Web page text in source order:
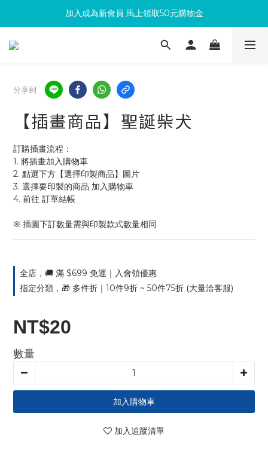
滿300回饋10%購物金
加入成為新會員 馬上領取50元購物金
滿300回饋10%購物金
分享到
【插畫商品】聖誕柴犬
訂購插畫流程：
1. 將插畫加入購物車
2. 點選下方【選擇印製商品】圖片
3. 選擇要印製的商品 加入購物車
4. 前往 訂單結帳
※ 插圖下訂數量需與印製款式數量相同
全店，🚚 滿 $699 免運｜入會領優惠
指定分類，🎁 多件折｜10件9折 ~ 50件75折 (大量洽客服)
NT$20
數量
加入購物車
加入追蹤清單